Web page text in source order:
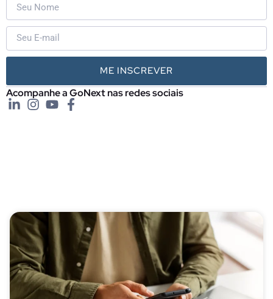
ME INSCREVER
Acompanhe a GoNext nas redes sociais